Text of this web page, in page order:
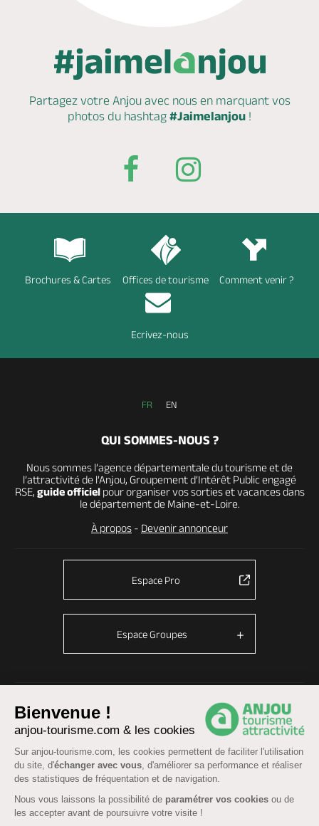
Bienvenue !
anjou-tourisme.com & les cookies
Sur anjou-tourisme.com, les cookies permettent de faciliter l'utilisation
du site, d'échanger avec vous, d'améliorer sa performance et réaliser
des statistiques de fréquentation et de navigation.
Nous vous laissons la possibilité de paramétrer vos cookies ou de
les accepter avant de poursuivre votre visite !
Partagez votre Anjou avec nous en marquantvos
photos du hashtag #Jaimelanjou !
Brochures & Cartes Offices de tourisme Comment venir ?
Ecrivez-nous
FR EN
QUI SOMMES-NOUS ?
Nous sommes l’agence départementale du tourisme et de
l’attractivité de l’Anjou, Groupement d’Intérêt Public engagé
RSE, guide officielpour organiser vos sorties et vacances dans
le département de Maine-et-Loire.
À propos - Devenir annonceur
Espace Pro
Espace Groupes
Mentions légales Données personnelles-Cookies